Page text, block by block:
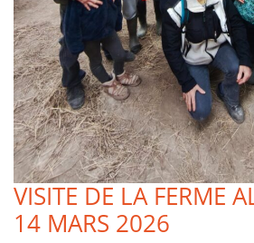
VISITE DE LA FERME
14 MARS 2026